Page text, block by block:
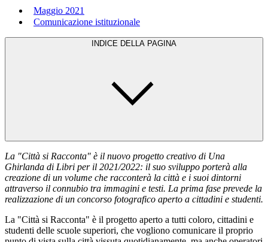
Maggio 2021
Comunicazione istituzionale
INDICE DELLA PAGINA
La "Città si Racconta" è il nuovo progetto creativo di Una
Ghirlanda di Libri per il 2021/2022: il suo sviluppo porterà alla
creazione di un volume che racconterà la città e i suoi dintorni
attraverso il connubio tra immagini e testi. La prima fase prevede la
realizzazione di un concorso fotografico aperto a cittadini e studenti.
La "Città si Racconta" è il progetto aperto a tutti coloro, cittadini e
studenti delle scuole superiori, che vogliono comunicare il proprio